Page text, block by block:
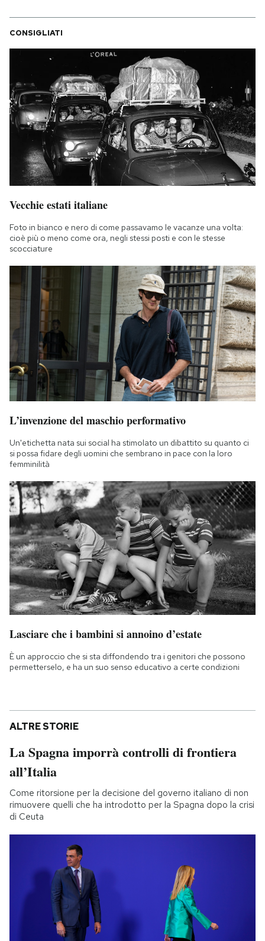
CONSIGLIATI
Vecchie estati italiane
Foto in bianco e nero di come passavamo le vacanze una volta:
cioè più o meno come ora, negli stessi posti e con le stesse
scocciature
L’invenzione del maschio performativo
Un'etichetta nata sui social ha stimolato un dibattito su quanto ci
si possa fidare degli uomini che sembrano in pace con la loro
femminilità
Lasciare che i bambini si annoino d’estate
È un approccio che si sta diffondendo tra i genitori che possono
permetterselo, e ha un suo senso educativo a certe condizioni
ALTRE STORIE
La Spagna imporrà controlli di frontiera
all’Italia
Come ritorsione per la decisione del governo italiano di non
rimuovere quelli che ha introdotto per la Spagna dopo la crisi
di Ceuta